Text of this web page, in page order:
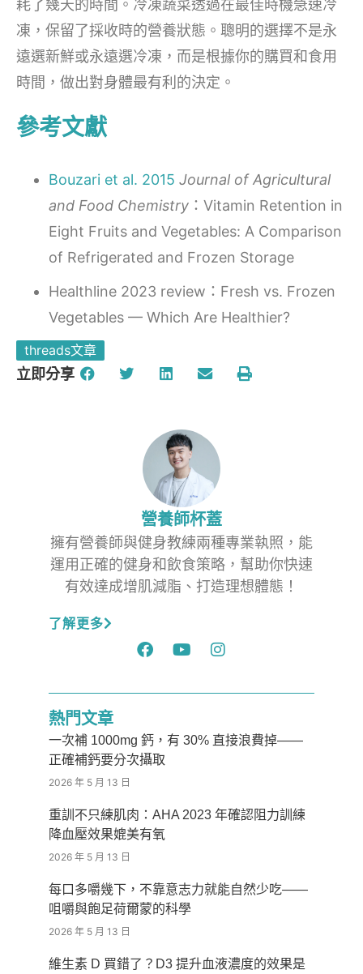
耗了幾天的時間。冷凍蔬菜透過在最佳時機急速冷
凍，保留了採收時的營養狀態。聰明的選擇不是永
遠選新鮮或永遠選冷凍，而是根據你的購買和食用
時間，做出對身體最有利的決定。
參考文獻
Bouzari et al. 2015 Journal of Agricultural
and Food Chemistry ：Vitamin Retention in
Eight Fruits and Vegetables: A Comparison
of Refrigerated and Frozen Storage
Healthline 2023 review：Fresh vs. Frozen
Vegetables — Which Are Healthier?
threads文章
立即分享
營養師杯蓋
擁有營養師與健身教練兩種專業執照，能
運用正確的健身和飲食策略，幫助你快速
有效達成增肌減脂、打造理想體態！
了解更多
熱門文章
一次補 1000mg 鈣，有 30% 直接浪費掉——
正確補鈣要分次攝取
2026 年 5 月 13 日
重訓不只練肌肉：AHA 2023 年確認阻力訓練
降血壓效果媲美有氧
2026 年 5 月 13 日
每口多嚼幾下，不靠意志力就能自然少吃——
咀嚼與飽足荷爾蒙的科學
2026 年 5 月 13 日
維生素 D 買錯了？D3 提升血液濃度的效果是